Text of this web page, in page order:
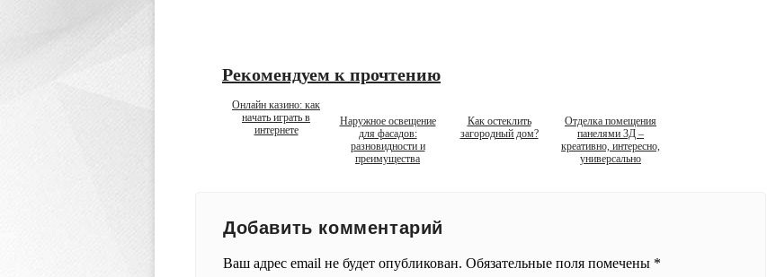
Рекомендуем к прочтению
Онлайн казино: как
начать играть в
интернете
Наружное освещение
для фасадов:
разновидности и
преимущества
Как остеклить
загородный дом?
Отделка помещения
панелями 3Д –
креативно, интересно,
универсально
Добавить комментарий
Ваш адрес email не будет опубликован. Обязательные поля помечены *